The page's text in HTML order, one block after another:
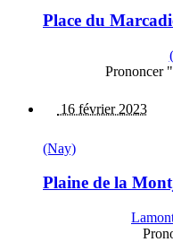
Place du
Prononcer
16 février 2023
(Nay)
Plaine de la